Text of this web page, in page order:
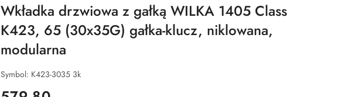
Wkładka drzwiowa z gałką WILKA 1405 Class
K423, 65 (30x35G) gałka-klucz, niklowana,
modularna
Symbol: K423-3035 3k